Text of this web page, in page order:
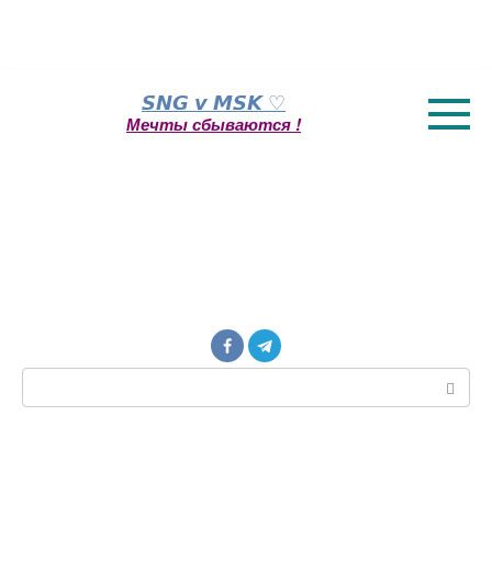
𝙎𝙉𝙂 𝙫 𝙈𝙎𝙆 ♡
Мечты сбываются !
Поиск: